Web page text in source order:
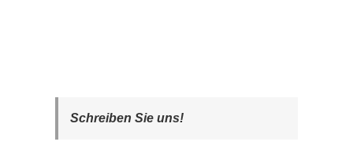
Schreiben Sie uns!